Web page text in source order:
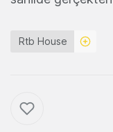
Rtb House